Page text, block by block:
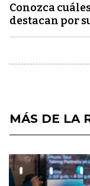
Conozca
destacan por
MÁS DE LA